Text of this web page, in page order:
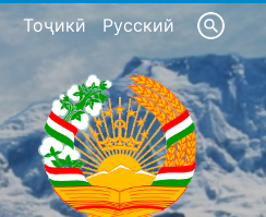
Тоҷикӣ Русский